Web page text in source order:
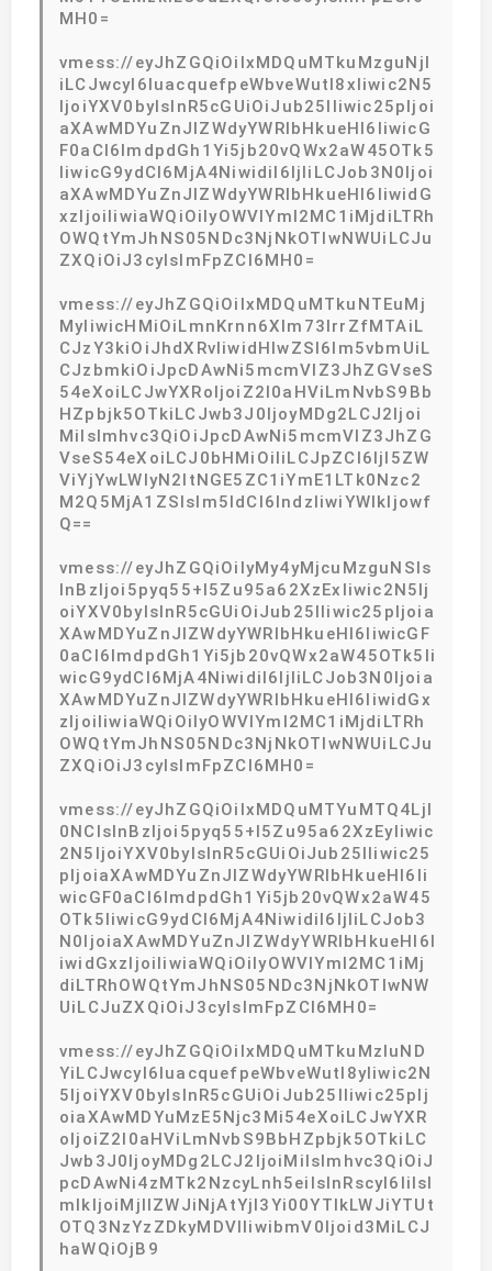
MH0=
vmess://eyJhZGQiOiIxMDQuMTkuMzguNjI
iLCJwcyI6IuacquefpeWbveWutl8xIiwic2N5
IjoiYXV0byIsInR5cGUiOiJub25lIiwic25pIjoi
aXAwMDYuZnJlZWdyYWRlbHkueHl6IiwicG
F0aCI6ImdpdGh1Yi5jb20vQWx2aW45OTk5
IiwicG9ydCI6MjA4NiwidiI6IjIiLCJob3N0Ijoi
aXAwMDYuZnJlZWdyYWRlbHkueHl6IiwidG
xzIjoiIiwiaWQiOiIyOWVlYmI2MC1iMjdiLTRh
OWQtYmJhNS05NDc3NjNkOTIwNWUiLCJu
ZXQiOiJ3cyIsImFpZCI6MH0=
vmess://eyJhZGQiOiIxMDQuMTkuNTEuMj
MyIiwicHMiOiLmnKrnn6Xlm73lrrZfMTAiL
CJzY3kiOiJhdXRvIiwidHlwZSI6Im5vbmUiL
CJzbmkiOiJpcDAwNi5mcmVlZ3JhZGVseS
54eXoiLCJwYXRoIjoiZ2l0aHViLmNvbS9Bb
HZpbjk5OTkiLCJwb3J0IjoyMDg2LCJ2Ijoi
MiIsImhvc3QiOiJpcDAwNi5mcmVlZ3JhZG
VseS54eXoiLCJ0bHMiOiIiLCJpZCI6IjI5ZW
ViYjYwLWIyN2ItNGE5ZC1iYmE1LTk0Nzc2
M2Q5MjA1ZSIsIm5ldCI6IndzIiwiYWlkIjowf
Q==
vmess://eyJhZGQiOiIyMy4yMjcuMzguNSIs
InBzIjoi5pyq55+l5Zu95a62XzExIiwic2N5Ij
oiYXV0byIsInR5cGUiOiJub25lIiwic25pIjoia
XAwMDYuZnJlZWdyYWRlbHkueHl6IiwicGF
0aCI6ImdpdGh1Yi5jb20vQWx2aW45OTk5Ii
wicG9ydCI6MjA4NiwidiI6IjIiLCJob3N0Ijoia
XAwMDYuZnJlZWdyYWRlbHkueHl6IiwidGx
zIjoiIiwiaWQiOiIyOWVlYmI2MC1iMjdiLTRh
OWQtYmJhNS05NDc3NjNkOTIwNWUiLCJu
ZXQiOiJ3cyIsImFpZCI6MH0=
vmess://eyJhZGQiOiIxMDQuMTYuMTQ4LjI
0NCIsInBzIjoi5pyq55+l5Zu95a62XzEyIiwic
2N5IjoiYXV0byIsInR5cGUiOiJub25lIiwic25
pIjoiaXAwMDYuZnJlZWdyYWRlbHkueHl6Ii
wicGF0aCI6ImdpdGh1Yi5jb20vQWx2aW45
OTk5IiwicG9ydCI6MjA4NiwidiI6IjIiLCJob3
N0IjoiaXAwMDYuZnJlZWdyYWRlbHkueHl6I
iwidGxzIjoiIiwiaWQiOiIyOWVlYmI2MC1iMj
diLTRhOWQtYmJhNS05NDc3NjNkOTIwNW
UiLCJuZXQiOiJ3cyIsImFpZCI6MH0=
vmess://eyJhZGQiOiIxMDQuMTkuMzIuND
YiLCJwcyI6IuacquefpeWbveWutl8yIiwic2N
5IjoiYXV0byIsInR5cGUiOiJub25lIiwic25pIj
oiaXAwMDYuMzE5Njc3Mi54eXoiLCJwYXR
oIjoiZ2l0aHViLmNvbS9BbHZpbjk5OTkiLC
Jwb3J0IjoyMDg2LCJ2IjoiMiIsImhvc3QiOiJ
pcDAwNi4zMTk2NzcyLnh5eiIsInRscyI6IiIsI
mlkIjoiMjllZWJiNjAtYjI3Yi00YTlkLWJiYTUt
OTQ3NzYzZDkyMDVlIiwibmV0Ijoid3MiLCJ
haWQiOjB9